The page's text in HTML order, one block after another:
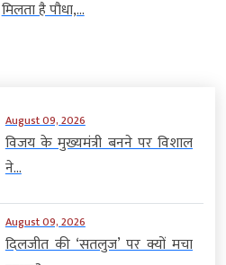
मिलता है पौधा,...
August 09, 2026
विजय के मुख्यमंत्री बनने पर विशाल
ने...
August 09, 2026
दिलजीत की ‘सतलुज’ पर क्यों मचा